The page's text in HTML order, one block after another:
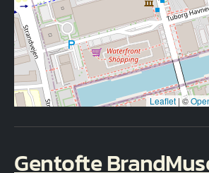
Leaflet | ©
Gentofte